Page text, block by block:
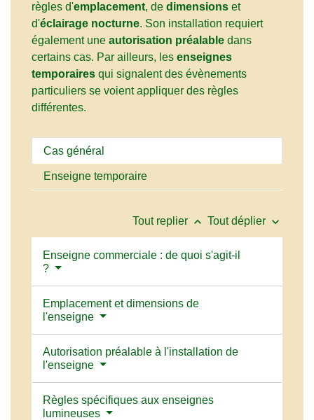
règles d'emplacement, de dimensions et
d'éclairage nocturne. Son installation requiert
également une autorisation préalable dans
certains cas. Par ailleurs, les enseignes
temporaires qui signalent des évènements
particuliers se voient appliquer des règles
différentes.
Cas général
Enseigne temporaire
Tout replier keyboard_arrow_up Tout déplier keyboard_arrow_down
Enseigne commerciale : de quoi s'agit-il
?
Emplacement et dimensions de
l'enseigne
Autorisation préalable à l'installation de
l'enseigne
Règles spécifiques aux enseignes
lumineuses